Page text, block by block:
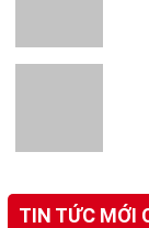
TIN TỨC MỚI